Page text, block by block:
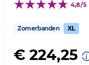
4,8/5
Zomerbanden XL
€ 224,25